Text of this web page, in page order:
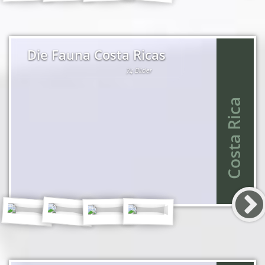
Die Fauna Costa Ricas
74 Bilder
Costa Rica